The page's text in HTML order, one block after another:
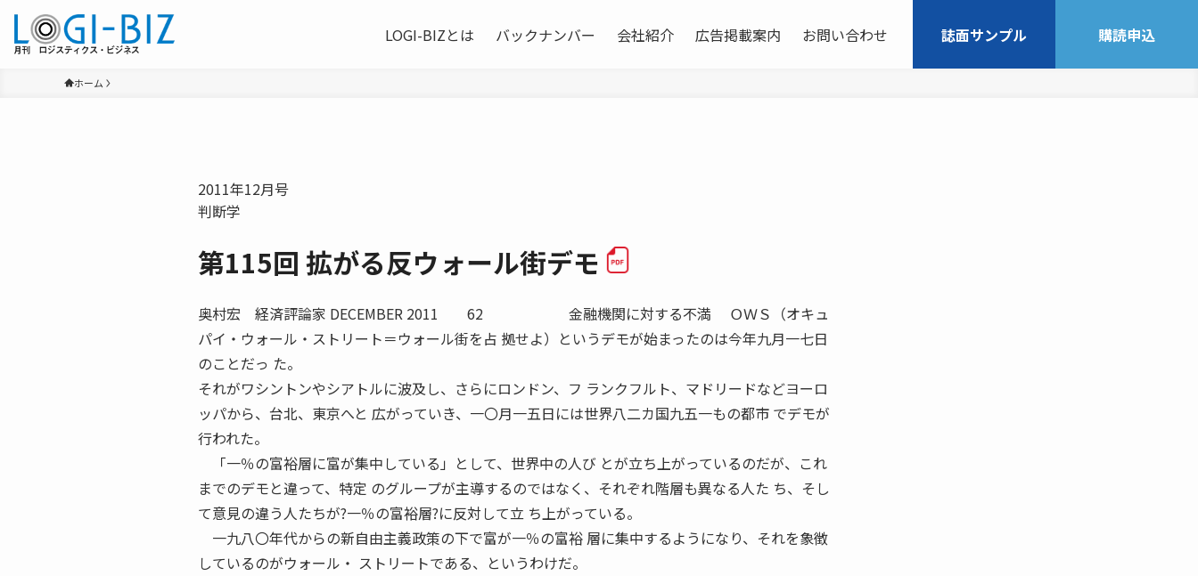
LOGI-BIZとは バックナンバー 会社紹介 広告掲載案内 お問い合わせ 誌面サンプル 購読申込
ホーム
2011年12月号
判断学
第115回 拡がる反ウォール街デモ
奥村宏 経済評論家 DECEMBER 2011 62 金融機関に対する不満 ＯＷＳ（オキュ
パイ・ウォール・ストリート＝ウォール街を占 拠せよ）というデモが始まったのは今年九月一七日
のことだっ た。
それがワシントンやシアトルに波及し、さらにロンドン、フ ランクフルト、マドリードなどヨーロ
ッパから、台北、東京へと 広がっていき、一〇月一五日には世界八二カ国九五一もの都市 でデモが
行われた。
「一％の富裕層に富が集中している」として、世界中の人び とが立ち上がっているのだが、これ
までのデモと違って、特定 のグループが主導するのではなく、それぞれ階層も異なる人た ち、そし
て意見の違う人たちが?一％の富裕層?に反対して立 ち上がっている。
一九八〇年代からの新自由主義政策の下で富が一％の富裕 層に集中するようになり、それを象徴
しているのがウォール・ ストリートである、というわけだ。